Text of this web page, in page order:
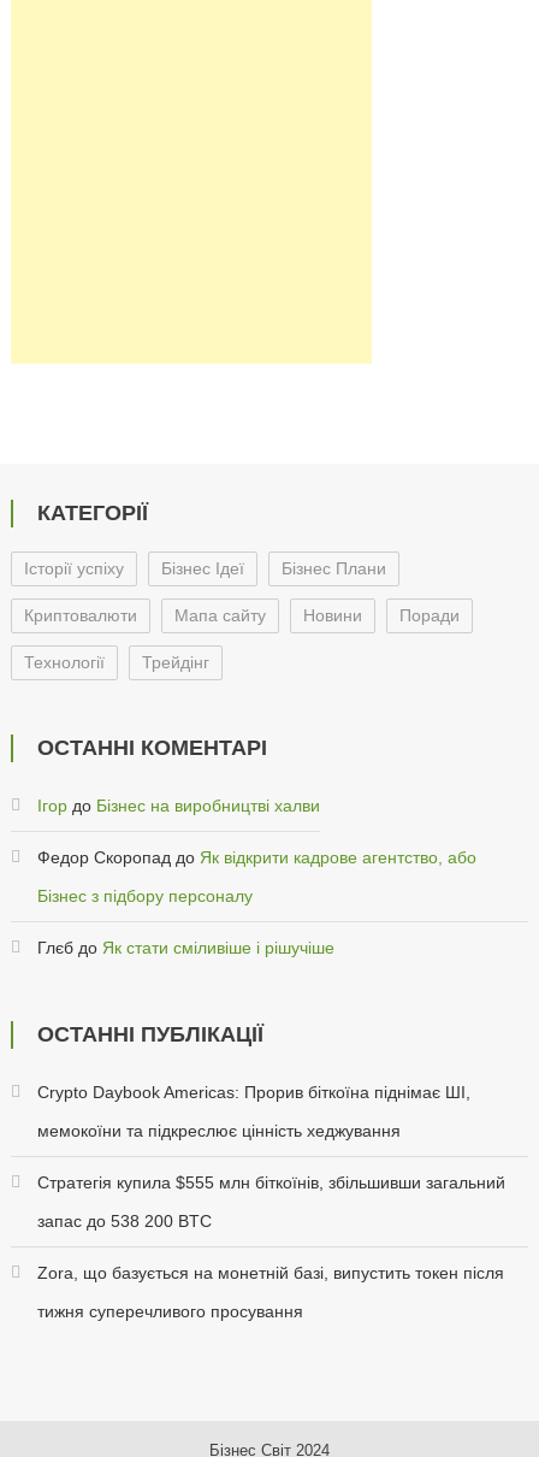
КАТЕГОРІЇ
Історії успіху Бізнес Ідеї Бізнес Плани
Криптовалюти Мапа сайту Новини Поради
Технології Трейдінг
ОСТАННІ КОМЕНТАРІ
Ігордо Бізнес на виробництві халви
Федор Скоропад до Як відкрити кадрове агентство, або
Бізнес з підбору персоналу
Глєбдо Як стати сміливіше і рішучіше
ОСТАННІ ПУБЛІКАЦІЇ
Crypto Daybook Americas: Прорив біткоїна піднімає ШІ,
мемокоїни та підкреслює цінність хеджування
Стратегія купила $555 млн біткоїнів, збільшивши загальний
запас до 538 200 BTC
Zora, що базується на монетній базі, випустить токен після
тижня суперечливого просування
Бізнес Світ 2024